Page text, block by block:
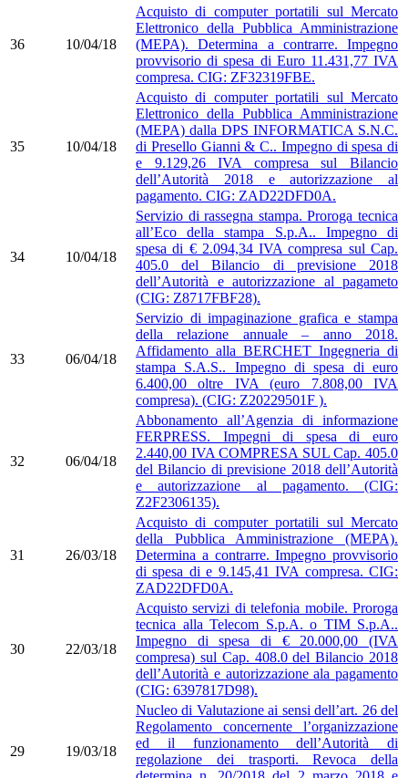
36 10/04/18
Acquisto di computer portatili sul Mercato
Elettronico della Pubblica Amministrazione
(MEPA). Determina a contrarre. Impegno
provvisorio di spesa di Euro 11.431,77 IVA
compresa. CIG: ZF32319FBE.
35 10/04/18
Acquisto di computer portatili sul Mercato
Elettronico della Pubblica Amministrazione
(MEPA) dalla DPS INFORMATICA S.N.C.
di Presello Gianni & C.. Impegno di spesa di
e 9.129,26 IVA compresa sul Bilancio
dell’Autorità 2018 e autorizzazione al
pagamento. CIG: ZAD22DFD0A.
34 10/04/18
Servizio di rassegna stampa. Proroga tecnica
all’Eco della stampa S.p.A.. Impegno di
spesa di € 2.094,34 IVA compresa sul Cap.
405.0 del Bilancio di previsione 2018
dell’Autorità e autorizzazione al pagameto
(CIG: Z8717FBF28).
33 06/04/18
Servizio di impaginazione grafica e stampa
della relazione annuale – anno 2018.
Affidamento alla BERCHET Ingegneria di
stampa S.A.S.. Impegno di spesa di euro
6.400,00 oltre IVA (euro 7.808,00 IVA
compresa). (CIG: Z20229501F ).
32 06/04/18
Abbonamento all’Agenzia di informazione
FERPRESS. Impegni di spesa di euro
2.440,00 IVA COMPRESA SUL Cap. 405.0
del Bilancio di previsione 2018 dell’Autorità
e autorizzazione al pagamento. (CIG:
Z2F2306135).
31 26/03/18
Acquisto di computer portatili sul Mercato
della Pubblica Amministrazione (MEPA).
Determina a contrarre. Impegno provvisorio
di spesa di e 9.145,41 IVA compresa. CIG:
ZAD22DFD0A.
30 22/03/18
Acquisto servizi di telefonia mobile. Proroga
tecnica alla Telecom S.p.A. o TIM S.p.A..
Impegno di spesa di € 20.000,00 (IVA
compresa) sul Cap. 408.0 del Bilancio 2018
dell’Autorità e autorizzazione ala pagamento
(CIG: 6397817D98).
29 19/03/18
Nucleo di Valutazione ai sensi dell’art. 26 del
Regolamento concernente l’organizzazione
ed il funzionamento dell’Autorità di
regolazione dei trasporti. Revoca della